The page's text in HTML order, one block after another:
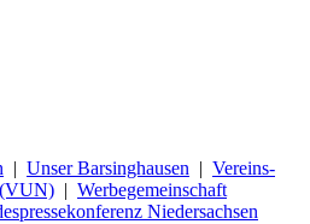
| Unser Barsinghausen | Vereins-
(VUN) | Werbegemeinschaft
Niedersachsen